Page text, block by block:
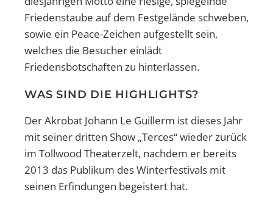
Friedenstaube auf dem Festgelände schweben,
sowie ein Peace-Zeichen aufgestellt sein,
welches die Besucher einlädt
Friedensbotschaften zu hinterlassen.
WAS SIND DIE HIGHLIGHTS?
Der Akrobat Johann Le Guillerm ist dieses Jahr
mit seiner dritten Show „Terces“ wieder zurück
im Tollwood Theaterzelt, nachdem er bereits
2013 das Publikum des Winterfestivals mit
seinen Erfindungen begeistert hat.